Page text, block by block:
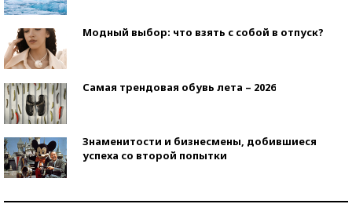
Модный выбор: что взять с собой в отпуск?
Самая трендовая обувь лета – 2026
Знаменитости и бизнесмены, добившиеся
успеха со второй попытки